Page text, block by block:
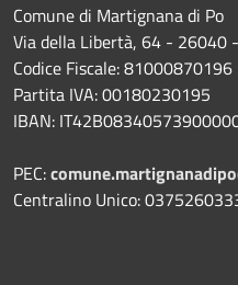
Comune di Martignana di Po
Via della Libertà, 64 - 26040
Codice Fiscale: 81000870196
Partita IVA: 00180230195
IBAN:
PEC:
Centralino Unico: